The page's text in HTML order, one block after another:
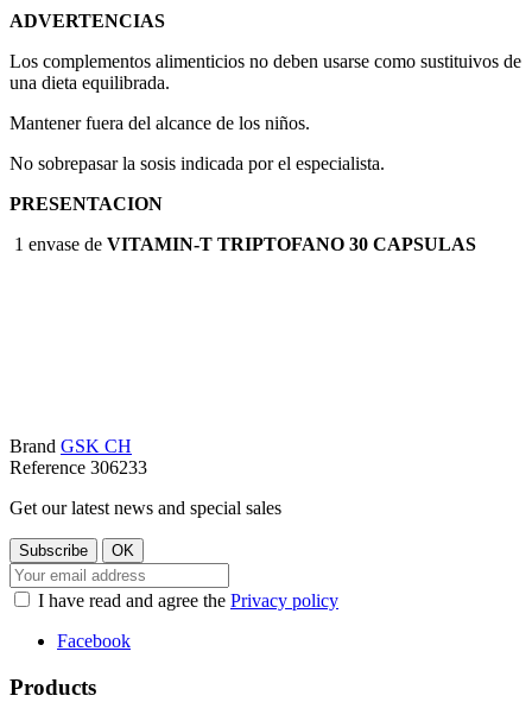
ADVERTENCIAS
Los complementos alimenticios no deben usarse como sustituivos de
una dieta equilibrada.
Mantener fuera del alcance de los niños.
No sobrepasar la sosis indicada por el especialista.
PRESENTACION
1 envase de VITAMIN-T TRIPTOFANO 30 CAPSULAS
Brand GSK CH
Reference 306233
Get our latest news and special sales
I have read and agree the Privacy policy
Facebook
Products